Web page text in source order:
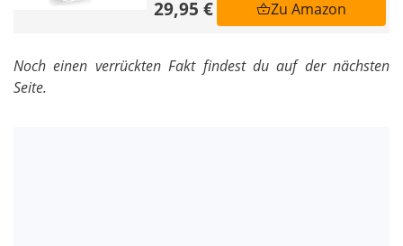
29,95 € Zu Amazon
Noch einen verrückten Fakt findest du auf der nächsten
Seite.